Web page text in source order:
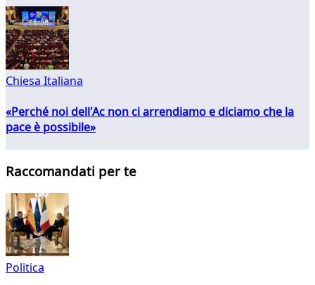
Chiesa Italiana
«Perché noi dell'Ac non ci arrendiamo e diciamo che la
pace è possibile»
Raccomandati per te
Politica